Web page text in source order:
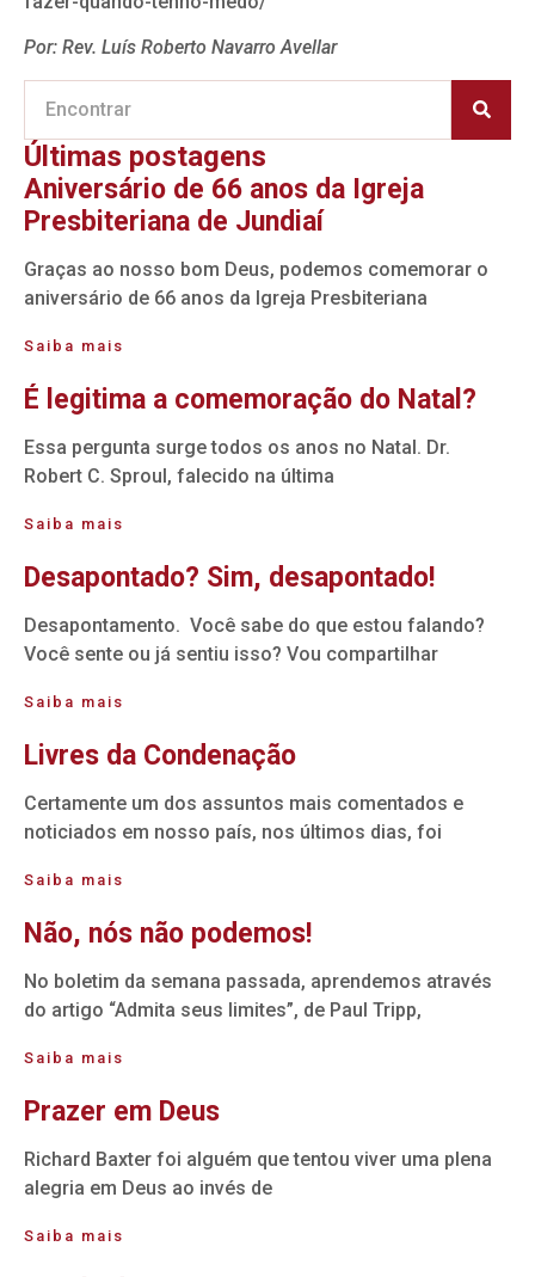
Por: Rev. Luís Roberto Navarro Avellar
Últimas postagens
Aniversário de 66 anos da Igreja
Presbiteriana de Jundiaí
Graças ao nosso bom Deus, podemos comemorar o
aniversário de 66 anos da Igreja Presbiteriana
Saiba mais
É legitima a comemoração do Natal?
Essa pergunta surge todos os anos no Natal. Dr.
Robert C. Sproul, falecido na última
Saiba mais
Desapontado? Sim, desapontado!
Desapontamento. Você sabe do que estou falando?
Você sente ou já sentiu isso? Vou compartilhar
Saiba mais
Livres da Condenação
Certamente um dos assuntos mais comentados e
noticiados em nosso país, nos últimos dias, foi
Saiba mais
Não, nós não podemos!
No boletim da semana passada, aprendemos através
do artigo “Admita seus limites”, de Paul Tripp,
Saiba mais
Prazer em Deus
Richard Baxter foi alguém que tentou viver uma plena
alegria em Deus ao invés de
Saiba mais